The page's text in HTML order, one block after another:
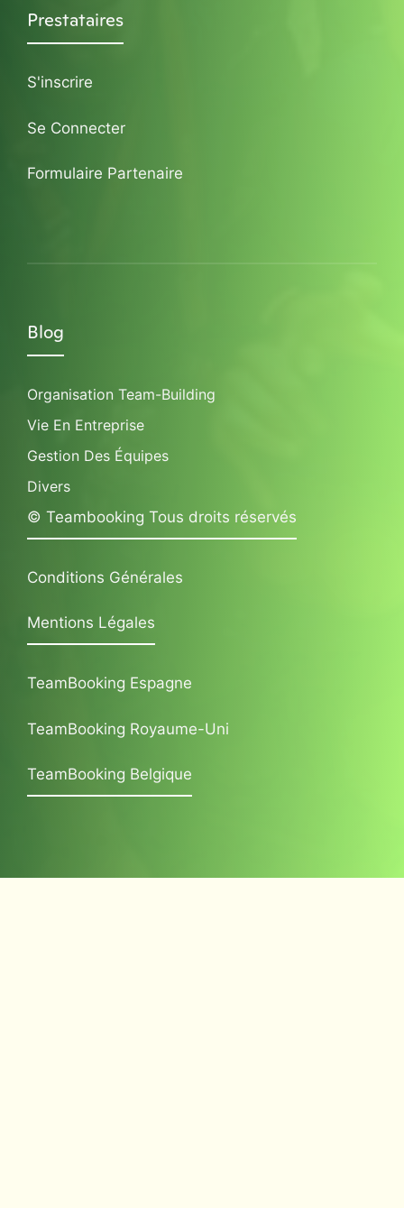
Prestataires
S'inscrire
Se Connecter
Formulaire Partenaire
Blog
Organisation Team-Building
Vie En Entreprise
Gestion Des Équipes
Divers
© Teambooking Tous droits réservés
Conditions Générales
Mentions Légales
TeamBooking Espagne
TeamBooking Royaume-Uni
TeamBooking Belgique